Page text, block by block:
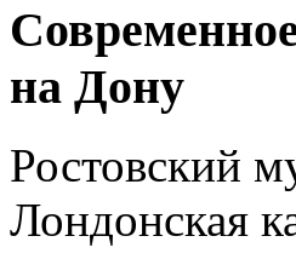
на Дону
Ростовский
Лондонская